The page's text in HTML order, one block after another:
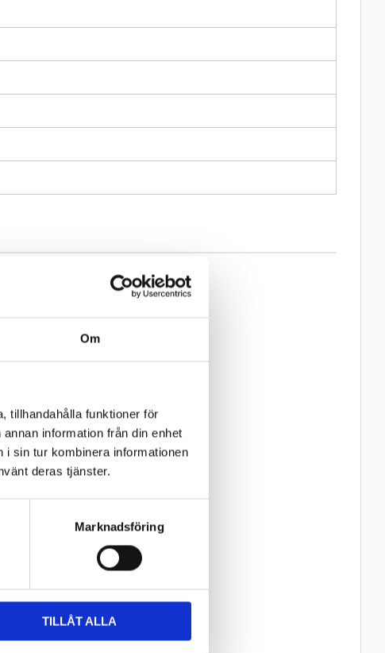
Om
tillhandahålla funktioner för
information från din enhet
sin tur kombinera informationen
deras tjänster.
Marknadsföring
TILLÅT ALLA
minst 4 däck, få 10%
på däcken!
HF311 Endurodäck
H 3,50-18 (4PR)
och utmärkt
24 %
Lägg till i favoriter
Info